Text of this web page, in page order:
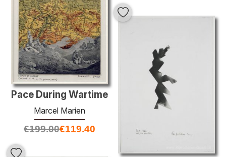
Pace During Wartime
Marcel Marien
€199.00€119.40